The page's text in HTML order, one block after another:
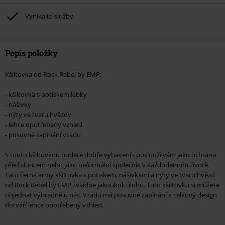
podpoříte nadaci.
Vynikající služby
Popis položky
Kšiltovka od Rock Rebel by EMP:
- kšiltovka s potiskem lebky
- nášivky
- nýty ve tvaru hvězdy
- lehce opotřebený vzhled
- posuvné zapínání vzadu
S touto kšiltovkou budete dobře vybavení - poslouží vám jako ochrana
před sluncem nebo jako neformální společník v každodenním životě.
Tato černá army kšiltovka s potiskem, nášivkami a nýty ve tvaru hvězd
od Rock Rebel by EMP zvládne jakoukoli úlohu. Tuto kšiltovku si můžete
objednat výhradně u nás. Vzadu má posuvné zapínání a celkový design
dotváří lehce opotřebený vzhled.